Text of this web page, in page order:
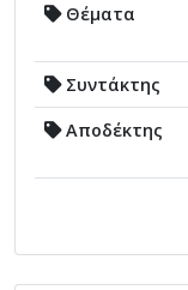
Θέματα
Συντάκτης
Αποδέκτης